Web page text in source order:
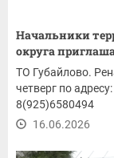
Начальники
округа
ТО Губайлово.
четверг по
8(925)6580494
16.06.2026